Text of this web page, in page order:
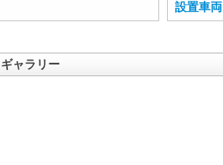
設置車両
ャラリー